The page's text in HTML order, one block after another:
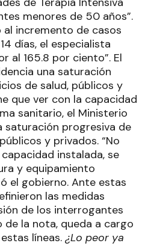
menores de 50 años”.
incremento de casos
días, el especialista
al 165.8 por ciento”. El
una saturación
de salud, públicos y
que ver con la capacidad
sanitario, el Ministerio
saturación progresiva de
y privados. “No
instalada, se
y equipamiento
el gobierno. Ante estas
las medidas
de los interrogantes
la nota, queda a cargo
líneas. ¿Lo peor ya